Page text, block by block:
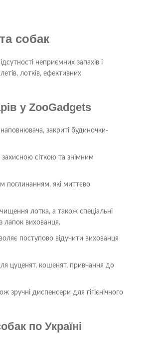
собак
неприємних запахів і
лотків, ефективних
у ZooGadgets
закриті будиночки-
захисною сіткою та знімним
поглинанням, які миттєво
лотка, а також спеціальні
лапок вихованця.
поступово відучити вихованця
цуценят, кошенят, привчання до
зручні диспенсери для гігієнічного
по Україні